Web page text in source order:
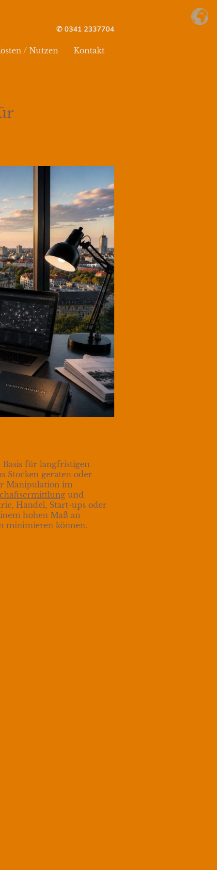
✆ 0341 2337704
/ Nutzen Kontakt
für langfristigen
Stocken geraten oder
Manipulation im
und
Handel, Start-ups oder
hohen Maß an
minimieren können.